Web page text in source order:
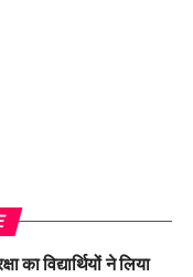
का विद्यार्थियों ने लिया